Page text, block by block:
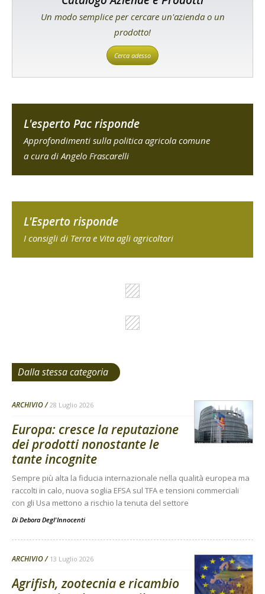
Un modo semplice per cercare un'azienda o un
prodotto!
Cerca adesso
L'esperto Pac risponde
Approfondimenti sulla politica agricola comune
a cura di Angelo Frascarelli
L'Esperto risponde
I consigli di Terra e Vita agli agricoltori
Dalla stessa categoria
ARCHIVIO 28 Luglio 2026
Europa: cresce la reputazione
dei prodotti nonostante le
tante incognite
Sempre più alta la fiducia internazionale nella qualità europea ma
raccolti in calo, nuova soglia EFSA sul TFA e tensioni commerciali
con gli Usa mettono a rischio la tenuta del settore
Di Debora Degl'Innocenti
ARCHIVIO 13 Luglio 2026
Agrifish, zootecnia e ricambio